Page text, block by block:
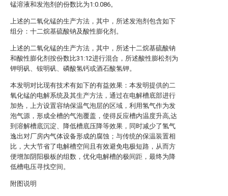
锰溶液和发泡剂的份数比为1:0.086。
上述的二氧化锰的生产方法，其中，所述发泡剂包含如下
组分：十二烷基硫酸钠及酸性膨化剂。
上述的二氧化锰的生产方法，其中，所述十二烷基硫酸钠
和酸性膨化剂按份数比31:12进行混合，所述酸性膨松剂为
钾明矾、铵明矾、磷酸氢钙或酒石酸氢钾。
本发明对比现有技术有如下的有益效果：本发明提供的二
氧化锰的电解系统及其生产方法，通过在电解槽底部进行
加热，上方设置容纳保温气泡层的区域，利用氢气作为发
泡气源，形成全槽的气泡覆盖，使得反应槽内温度升高,达
到溶解槽底沉淀、降低槽底压降等效果，同时减少了氢气
逸出对厂房内气体设备形成的腐蚀；与传统的保温装置相
比，大大节省了电解槽空间且有效避免电极短路，从而方
便增加阴阳极板的组数，优化电解槽的极间距，最终为降
低槽电压寻找空间。
附图说明